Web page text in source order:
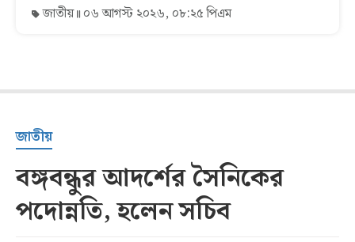
জাতীয় ০৬ আগস্ট ২০২৬, ০৮:২৫ পিএম
জাতীয়
বঙ্গবন্ধুর আদর্শের সৈনিকের
পদোন্নতি, হলেন সচিব